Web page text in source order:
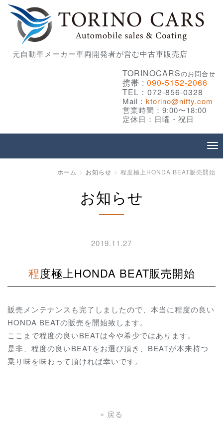
元自動車メーカー車両開発者が営む中古車販売店
TORINOCARSのお問合せ
携帯 : 090-5152-2066
TEL：072-856-0328
Mail： ktorino@nifty.com
営業時間：9:00〜18:00
定休日：日曜・祝日
ホーム お知らせ 程度極上HONDA BEAT販売開始
お知らせ
2019.11.27
程度極上HONDA BEAT販売開始
販売メンテナンスも完了しましたので、本当に程度の良い
HONDA BEATの販売を開始致します。
ここまで程度の良いBEATは今や希少ではあります。
是非、程度の良いBEATをお選び頂き、BEATが本来持つ
乗り味を味わって頂ければ幸いです。
« 戻る